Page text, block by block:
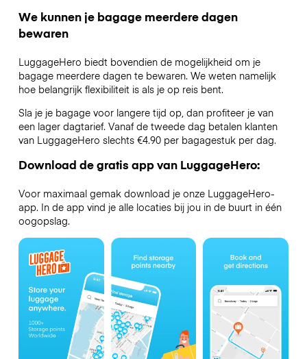
We kunnen je bagage meerdere dagen
bewaren
LuggageHero biedt bovendien de mogelijkheid om je
bagage meerdere dagen te bewaren. We weten namelijk
hoe belangrijk flexibiliteit is als je op reis bent.
Sla je je bagage voor langere tijd op, dan profiteer je van
een lager dagtarief. Vanaf de tweede dag betalen klanten
van LuggageHero slechts €4.90 per bagagestuk per dag.
Download de gratis app van LuggageHero:
Voor maximaal gemak download je onze LuggageHero-
app. In de app vind je alle locaties bij jou in de buurt in één
oogopslag.